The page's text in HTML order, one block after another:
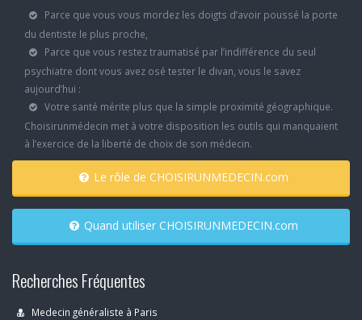
Parce que vous vous mordez les doigts d’avoir poussé la porte
du dentiste le plus proche,
Parce que vous restez traumatisé par l’indifférence du seul
psychiatre dont vous avez osé tester le divan, vous le savez
aujourd’hui :
Votre santé mérite plus que la simple proximité géographique.
Choisirunmédecin met à votre disposition les outils qui manquaient
à l’exercice de la liberté de choix de son médecin.
Le rôle de CHOISIRUNMEDECIN.com
Quand utiliser CHOISIRUNMEDECIN.com
Recherches Fréquentes
Medecin généraliste à Paris